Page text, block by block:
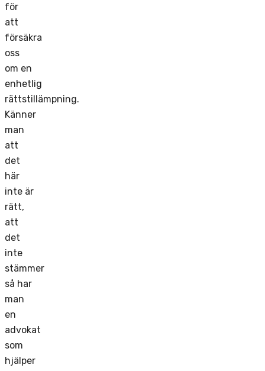
för
att
försäkra
oss
om en
enhetlig
rättstillämpning.
Känner
man
att
det
här
inte är
rätt,
att
det
inte
stämmer
så har
man
en
advokat
som
hjälper